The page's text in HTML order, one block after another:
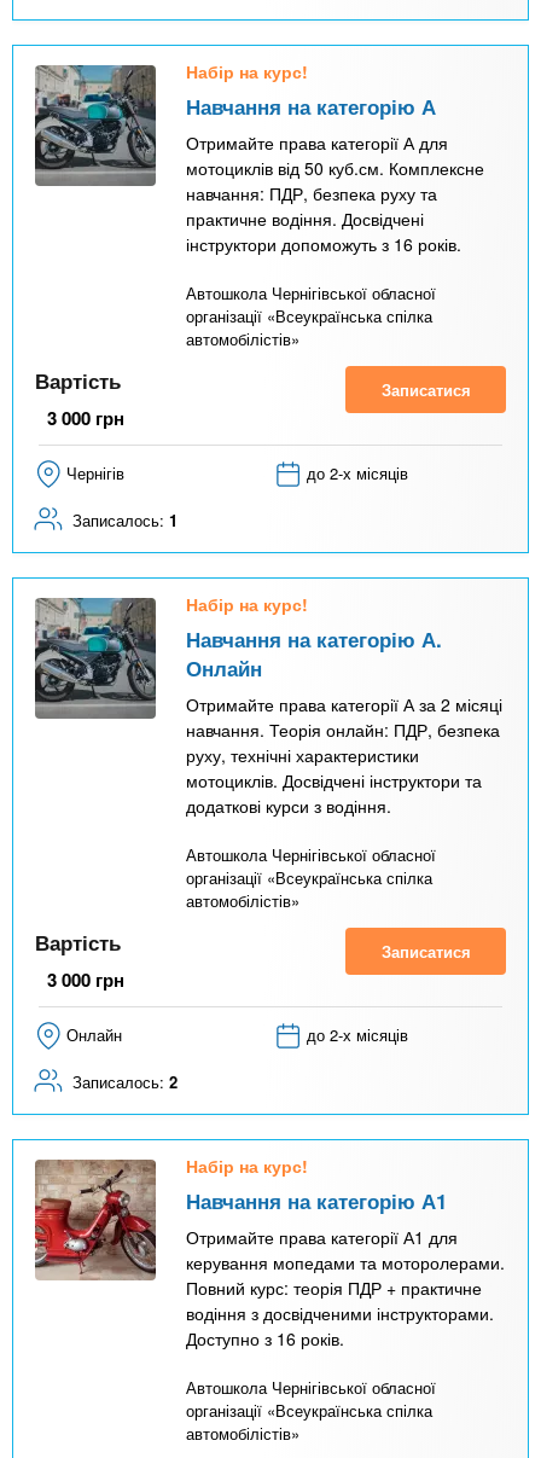
Набір на курс!
Навчання на категорію А
Отримайте права категорії А для
мотоциклів від 50 куб.см. Комплексне
навчання: ПДР, безпека руху та
практичне водіння. Досвідчені
інструктори допоможуть з 16 років.
Автошкола Чернігівської обласної
організації «Всеукраїнська спілка
автомобілістів»
Вартість
3 000 грн
Записатися
Чернігів до 2-х місяців
Записалось: 1
Набір на курс!
Навчання на категорію А.
Онлайн
Отримайте права категорії А за 2 місяці
навчання. Теорія онлайн: ПДР, безпека
руху, технічні характеристики
мотоциклів. Досвідчені інструктори та
додаткові курси з водіння.
Автошкола Чернігівської обласної
організації «Всеукраїнська спілка
автомобілістів»
Вартість
3 000 грн
Записатися
Онлайн до 2-х місяців
Записалось: 2
Набір на курс!
Навчання на категорію А1
Отримайте права категорії А1 для
керування мопедами та моторолерами.
Повний курс: теорія ПДР + практичне
водіння з досвідченими інструкторами.
Доступно з 16 років.
Автошкола Чернігівської обласної
організації «Всеукраїнська спілка
автомобілістів»